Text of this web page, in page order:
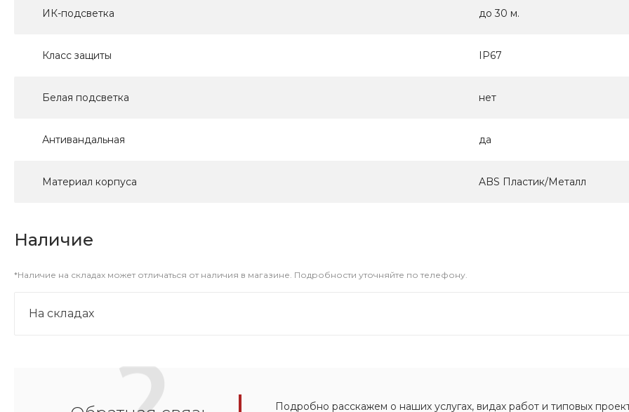
ИК-подсветка до 30 м.
Класс защиты IP67
Белая подсветка нет
Антивандальная да
Материал корпуса ABS Пластик/Металл
Наличие
*Наличие на складах может отличаться от наличия в магазине. Подробности уточняйте по телефону.
На складах
Подробно расскажем о наших услугах, видах работ и типовых